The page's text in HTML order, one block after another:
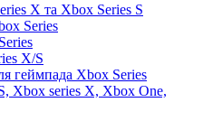
X та Xbox Series S
Series
X/S
геймпада Xbox Series
Xbox series X, Xbox One,